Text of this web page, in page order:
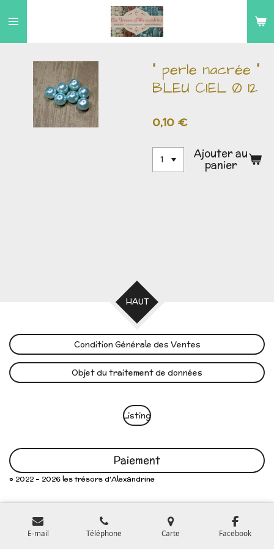
au
" perle nacrée "
BLEU CIEL Ø 12
0,10 €
Ajouter au
panier
HAUT
Condition Générale des Ventes
Objet du traitement de données
Listing
Paiement
© 2022 - 2026 les trésors d'Alexandrine
E-mail Téléphone Carte Facebook